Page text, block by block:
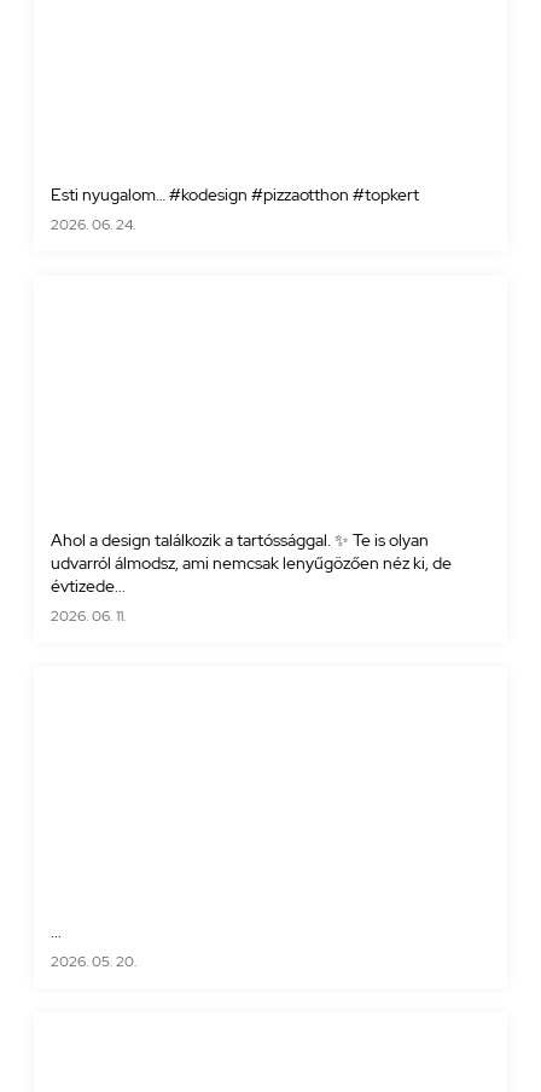
Esti nyugalom… #kodesign #pizzaotthon #topkert
2026. 06. 24.
Ahol a design találkozik a tartóssággal. ✨ Te is olyan
udvarról álmodsz, ami nemcsak lenyűgözően néz ki, de
évtizede...
2026. 06. 11.
...
2026. 05. 20.